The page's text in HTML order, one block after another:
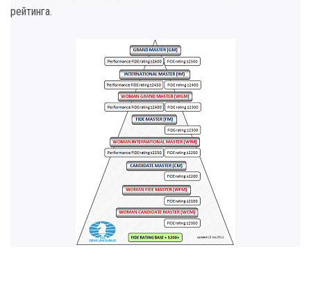
рейтинга.